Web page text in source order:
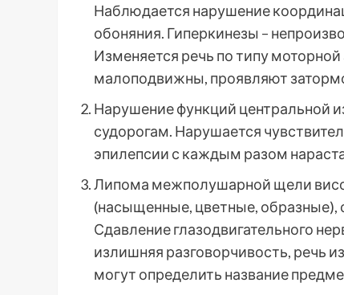
Наблюдается нарушение
обоняния. Гиперкинезы –
Изменяется речь по типу
малоподвижны, проявляют
Нарушение функций центральной
судорогам. Нарушается
эпилепсии с каждым разом
Липома межполушарной щели
(насыщенные, цветные,
Сдавление глазодвигательного
излишняя разговорчивость, речь
могут определить название